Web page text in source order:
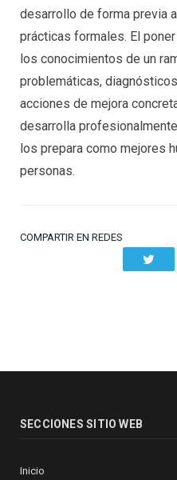
desarrollo de forma previa
prácticas formales. El
los conocimientos de un
problemáticas,
acciones de mejora
desarrolla
los prepara como mejores
personas.
COMPARTIR EN REDES
SECCIONES SITIO WEB
Inicio